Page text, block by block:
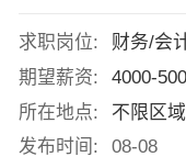
求职岗位:
财务/会
期望薪资:
4000-
所在地点:
不限区域
发布时间:
08-08